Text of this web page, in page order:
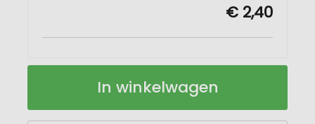
€ 2,40
AZO-
met
Op
In winkelwagen